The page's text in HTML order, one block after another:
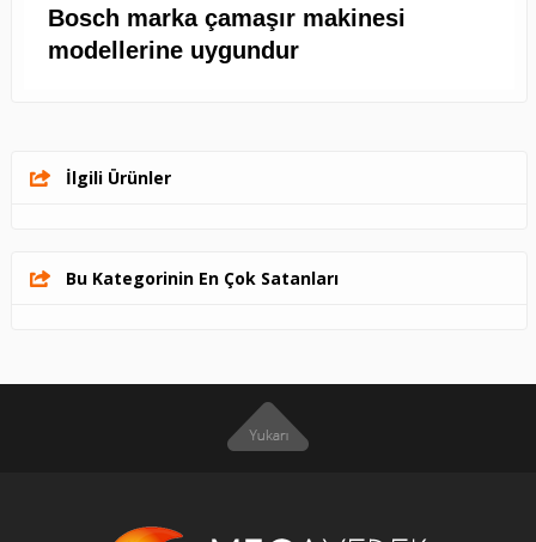
Bosch marka çamaşır makinesi
modellerine uygundur
İlgili Ürünler
Bu Kategorinin En Çok Satanları